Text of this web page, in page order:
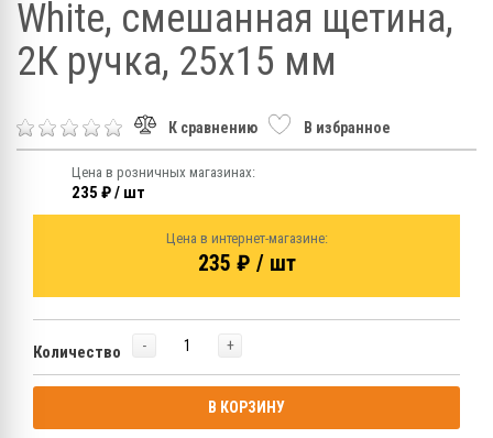
White, смешанная щетина,
2К ручка, 25х15 мм
К сравнению В избранное
Цена в розничных магазинах:
235 ₽ / шт
Цена в интернет-магазине:
235 ₽ / шт
Количество - +
В КОРЗИНУ